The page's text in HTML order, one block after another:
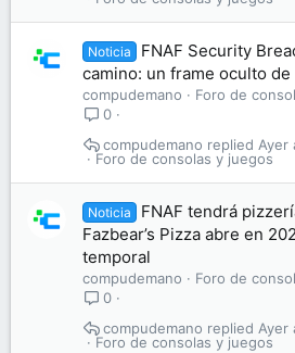
Noticia
FNAF Security
camino: un frame oculto
compudemano
Foro de
0
Foro de consolas y juegos
Ayer
compudemano
Noticia
FNAF tendrá
Fazbear’s Pizza abre en
temporal
compudemano
Foro de
0
Foro de consolas y juegos
Ayer
compudemano